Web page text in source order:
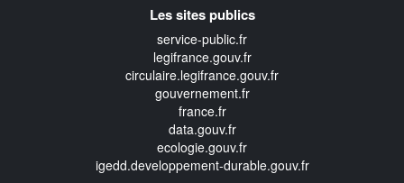
Les sites publics
service-public.fr
legifrance.gouv.fr
circulaire.legifrance.gouv.fr
gouvernement.fr
france.fr
data.gouv.fr
ecologie.gouv.fr
igedd.developpement-durable.gouv.fr